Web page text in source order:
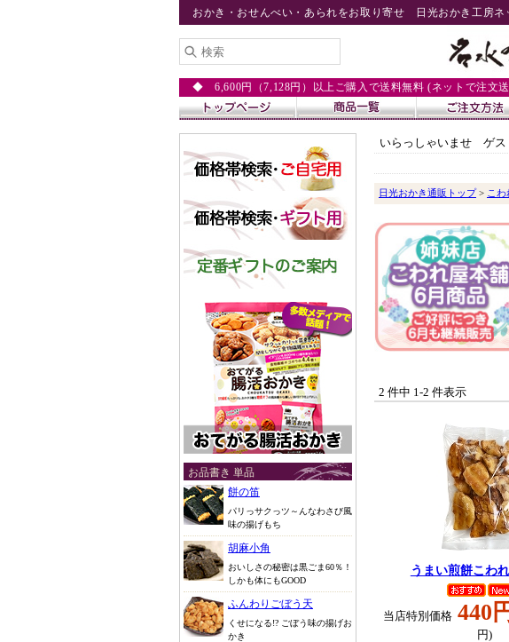
おかき・おせんべい・あられをお取り寄せ 日光おかき工房ネ
◆ 6,600円（7,128円）以上ご購入で送料無料 (ネットで注文
お品書き 単品
餅の笛
パリっサクっツ～んなわさび風
味の揚げもち
胡麻小角
おいしさの秘密は黒ごま60％！
しかも体にもGOOD
ふんわりごぼう天
くせになる!? ごぼう味の揚げお
かき
いらっしゃいませ ゲス
日光おかき通販トップ> こ
2 件中 1-2 件表示
うまい煎餅こわれ
当店特別価格 440
円)